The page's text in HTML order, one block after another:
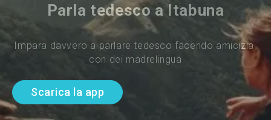
Parla tedesco a Itabuna
Impara davvero a parlare tedesco facendo amicizia
con dei madrelingua
Scarica la app